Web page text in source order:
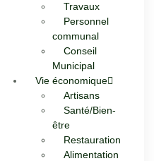
Travaux
Personnel
communal
Conseil
Municipal
Vie économique
Artisans
Santé/Bien-
être
Restauration
Alimentation